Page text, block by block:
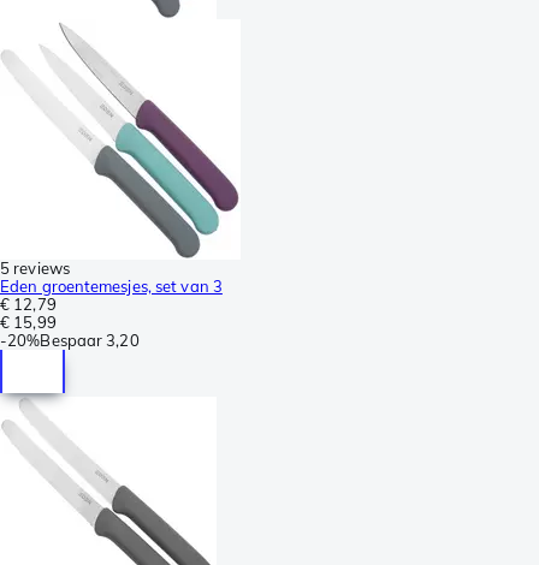
5 reviews
Eden groentemesjes, set van 3
€ 12,79
€ 15,99
-20%Bespaar 3,20